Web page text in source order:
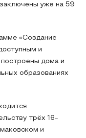
уже на 59
«Создание
и
дома и
образованиях
трёх 16-
и